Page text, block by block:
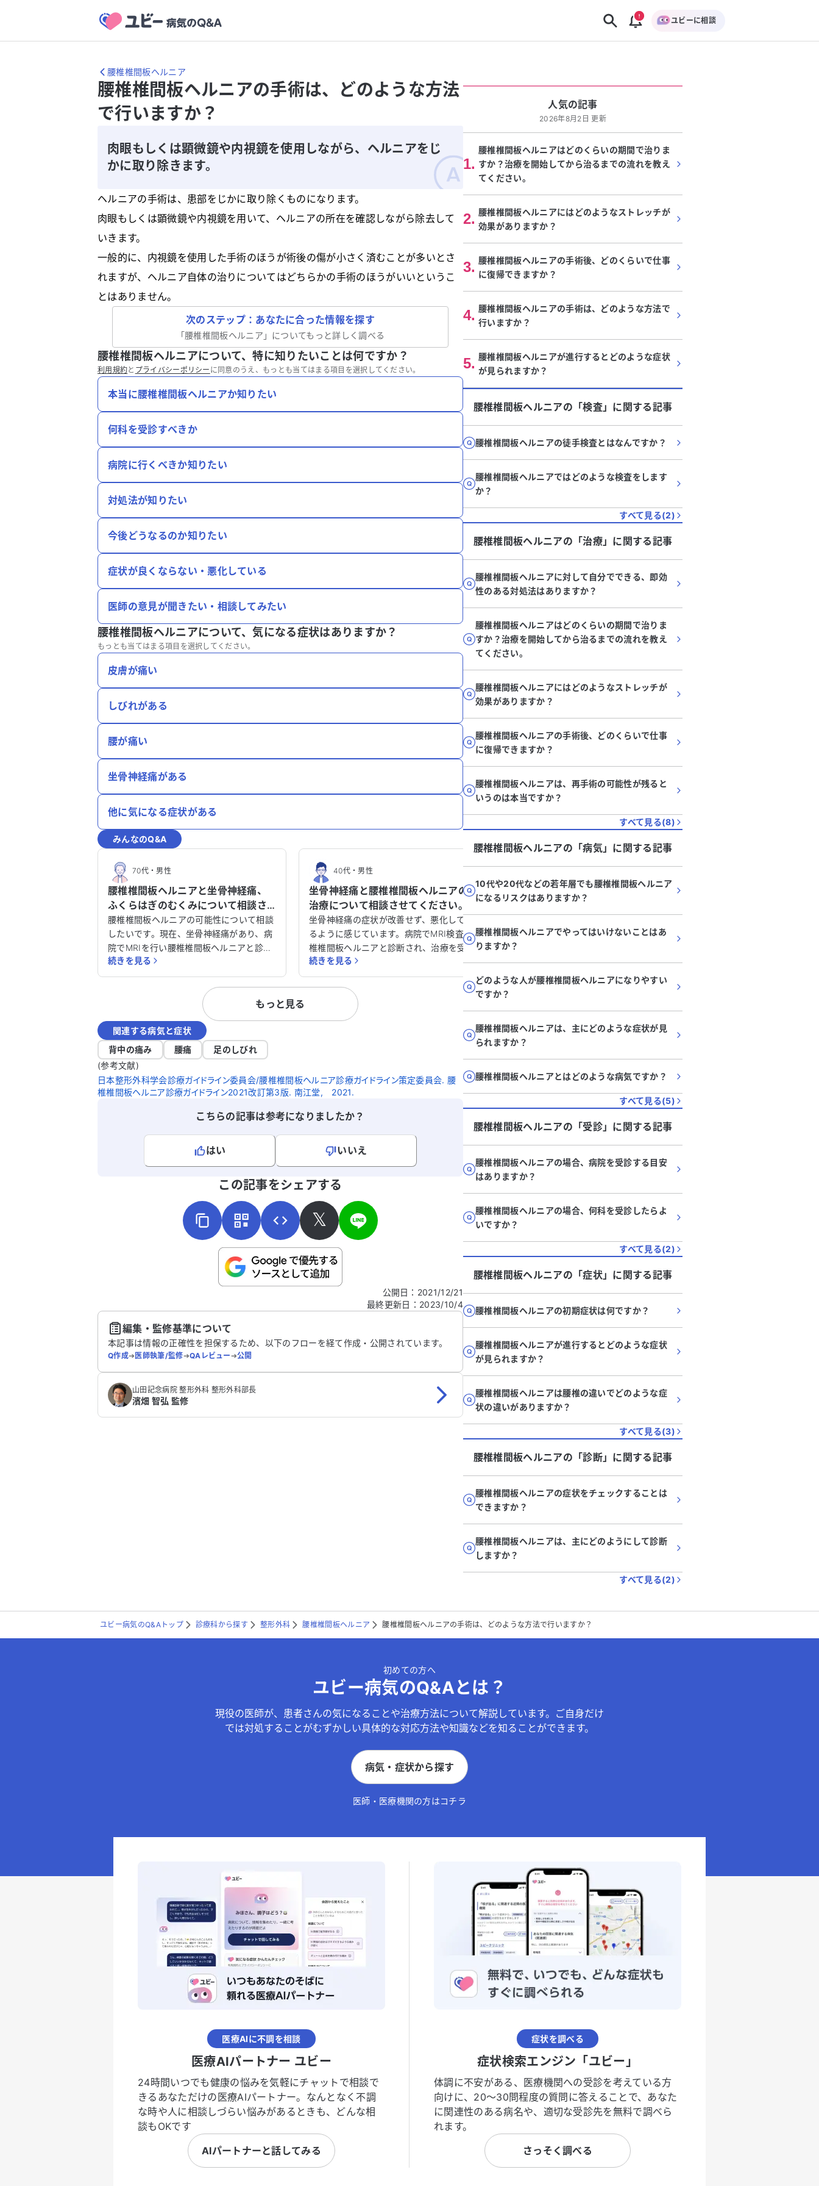
ユビーに相談
腰椎椎間板ヘルニア
腰椎椎間板ヘルニアの手術は、どのような方法
で行いますか？
肉眼もしくは顕微鏡や内視鏡を使用しながら、ヘルニアをじ
かに取り除きます。
ヘルニアの手術は、患部をじかに取り除くものになります。
肉眼もしくは顕微鏡や内視鏡を用いて、ヘルニアの所在を確認しながら除去して
いきます。
一般的に、内視鏡を使用した手術のほうが術後の傷が小さく済むことが多いとさ
れますが、ヘルニア自体の治りについてはどちらかの手術のほうがいいというこ
とはありません。
次のステップ：あなたに合った情報を探す
「腰椎椎間板ヘルニア 」についてもっと詳しく調べる
腰椎椎間板ヘルニアについて、特に知りたいことは何ですか？
利用規約と プライバシーポリシー に同意のうえ、もっとも当てはまる項目を選択してください。
本当に腰椎椎間板ヘルニアか知りたい
何科を受診すべきか
病院に行くべきか知りたい
対処法が知りたい
今後どうなるのか知りたい
症状が良くならない・悪化している
医師の意見が聞きたい・相談してみたい
腰椎椎間板ヘルニアについて、気になる症状はありますか？
もっとも当てはまる項目を選択してください。
皮膚が痛い
しびれがある
腰が痛い
坐骨神経痛がある
他に気になる症状がある
みんなのQ&A
70代・男性
腰椎椎間板ヘルニアと坐骨神経痛、
ふくらはぎのむくみについて相談さ
せてください。
腰椎椎間板ヘルニアの可能性について相談
したいです。現在、坐骨神経痛があり、病
院でMRIを行い腰椎椎間板ヘルニアと診断
されています。さらに、変形性股関節症、
脊柱管狭窄症、すべり症の診断も受けてい
ます。痛み止めを3種類、処方されていま
とふくらはぎがすぐにむくみますが、仰向
けで足を高くするとむくみが消えます。ふ
くらはぎのむくみは痛み止めを飲み始めて
約1週間後に発生しましたが、整形外科の
先生からは薬との関係はないと言われてい
ます。 なお心臓の問題で循環器にも通院し
で入院後、お薬を処方されています。ふく
ぐに戻ります。循環器の先生ではどのよう
な検査で確定診断ができるのか、また坐骨
るのか知りたいです。アドバイスをいただ
続きを見る
40代・男性
坐骨神経痛と腰椎椎間板ヘルニアの
治療について相談させてください。
坐骨神経痛の症状が改善せず、悪化してい
るように感じています。病院でMRI検査腰
椎椎間板ヘルニアと診断され、治療を受け
ています。治療を開始して3ヶ月が経過
し、仙骨ブロック注射を6回受けました
が、大きな症状の改善は見られませんでし
回実施しましたが、3時間程度で左お尻か
ら左裏もも、ふくらはぎに違和感が再発
再び服用しています。現在、貧血や生活習
慣病の治療も行っていますが、アレルギー
はありません。 この治療が適切なのか、
たどれくらいの治療期間が必要なのか知り
たいです。さらに、治療以外に筋トレなど
自分でできることがあれば教えていただき
たいです。アドバイスをいただけると助か
続きを見る
右足のしびれと痛みがあり、高血
圧、脊柱管狭窄症、ヘルニア患って
か教えてください。
障をきたしています。私は高血圧の治療を
受けており、長年にわたり脊柱管狭窄症と
ヘルニアを患っています。特に右の座骨か
ら足の指先までの症状が酷く、非常に困っ
だけると助かります。どうかアドバイスを
お願いいたします。
続きを見る
もっと見る
関連する病気と症状
背中の痛み
腰痛
足のしびれ
(参考文献)
日本整形外科学会診療ガイドライン委員会/腰椎椎間板ヘルニア診療ガイドライン策定委員会. 腰
椎椎間板ヘルニア診療ガイドライン2021改訂第3版. 南江堂, 2021.
こちらの記事は参考になりましたか？
はい
いいえ
こちらは送信専用のフォームです。氏名やご自身の病気の詳細などの個人情報は入れないでくだ
この記事をシェアする
𝕏
公開日 ： 2021/12/21
最終更新日 ： 2023/10/4
編集・監修基準について
本記事は情報の正確性を担保するため、以下のフローを経て作成・公開されています。
Q作成➔医師執筆/監修➔QAレビュー➔公開
山田記念病院 整形外科 整形外科部長
濱畑 智弘 監修
人気の記事
2026年8月2日 更新
1.
腰椎椎間板ヘルニアはどのくらいの期間で治りま
すか？治療を開始してから治るまでの流れを教え
てください。
2. 腰椎椎間板ヘルニアにはどのようなストレッチが
効果がありますか？
3. 腰椎椎間板ヘルニアの手術後、どのくらいで仕事
に復帰できますか？
4. 腰椎椎間板ヘルニアの手術は、どのような方法で
行いますか？
5. 腰椎椎間板ヘルニアが進行するとどのような症状
が見られますか？
腰椎椎間板ヘルニアの「検査」に関する記事
腰椎椎間板ヘルニアの徒手検査とはなんですか？
腰椎椎間板ヘルニアではどのような検査をします
か？
すべて見る(2)
腰椎椎間板ヘルニアの「治療」に関する記事
腰椎椎間板ヘルニアに対して自分でできる、即効
性のある対処法はありますか？
腰椎椎間板ヘルニアはどのくらいの期間で治りま
すか？治療を開始してから治るまでの流れを教え
てください。
腰椎椎間板ヘルニアにはどのようなストレッチが
効果がありますか？
腰椎椎間板ヘルニアの手術後、どのくらいで仕事
に復帰できますか？
腰椎椎間板ヘルニアは、再手術の可能性が残ると
いうのは本当ですか？
すべて見る(8)
腰椎椎間板ヘルニアの「病気」に関する記事
10代や20代などの若年層でも腰椎椎間板ヘルニア
になるリスクはありますか？
腰椎椎間板ヘルニアでやってはいけないことはあ
りますか？
どのような人が腰椎椎間板ヘルニアになりやすい
ですか？
腰椎椎間板ヘルニアは、主にどのような症状が見
られますか？
腰椎椎間板ヘルニアとはどのような病気ですか？
すべて見る(5)
腰椎椎間板ヘルニアの「受診」に関する記事
腰椎椎間板ヘルニアの場合、病院を受診する目安
はありますか？
腰椎椎間板ヘルニアの場合、何科を受診したらよ
いですか？
すべて見る(2)
腰椎椎間板ヘルニアの「症状」に関する記事
腰椎椎間板ヘルニアの初期症状は何ですか？
腰椎椎間板ヘルニアが進行するとどのような症状
が見られますか？
腰椎椎間板ヘルニアは腰椎の違いでどのような症
状の違いがありますか？
すべて見る(3)
腰椎椎間板ヘルニアの「診断」に関する記事
腰椎椎間板ヘルニアの症状をチェックすることは
できますか？
腰椎椎間板ヘルニアは、主にどのようにして診断
しますか？
すべて見る(2)
ユビー病気のQ&Aトップ 診療科から探す 整形外科 腰椎椎間板ヘルニア 腰椎椎間板ヘルニアの手術は、どのような方法で行いますか？
初めての方へ
ユビー病気のQ&Aとは？
現役の医師が、患者さんの気になることや治療方法について解説しています。ご自身だけ
では対処することがむずかしい具体的な対応方法や知識などを知ることができます。
病気・症状から探す
医師・医療機関の方はコチラ
医療AIに不調を相談
医療AIパートナー ユビー
24時間いつでも健康の悩みを気軽にチャットで相談で
きるあなただけの医療AIパートナー。なんとなく不調
な時や人に相談しづらい悩みがあるときも、どんな相
談もOKです
AIパートナーと話してみる
症状を調べる
症状検索エンジン「ユビー」
体調に不安がある、医療機関への受診を考えている方
向けに、20〜30問程度の質問に答えることで、あなた
に関連性のある病名や、適切な受診先を無料で調べら
れます。
さっそく調べる